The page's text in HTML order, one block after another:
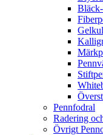
Pennfodral
Radering
Övrigt